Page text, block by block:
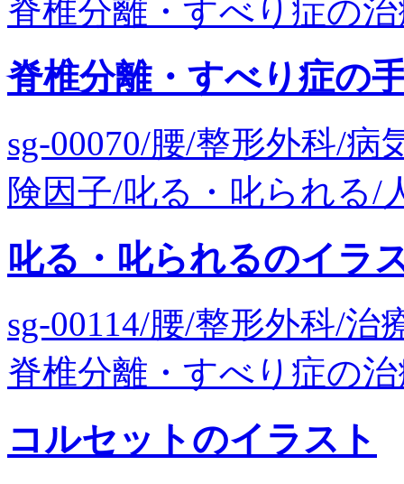
脊椎分離・すべり症の
脊椎分離・すべり症の
sg-00070/腰/整形外科/
険因子/叱る・叱られる/
叱る・叱られるのイラ
sg-00114/腰/整形外科/
脊椎分離・すべり症の
コルセットのイラスト